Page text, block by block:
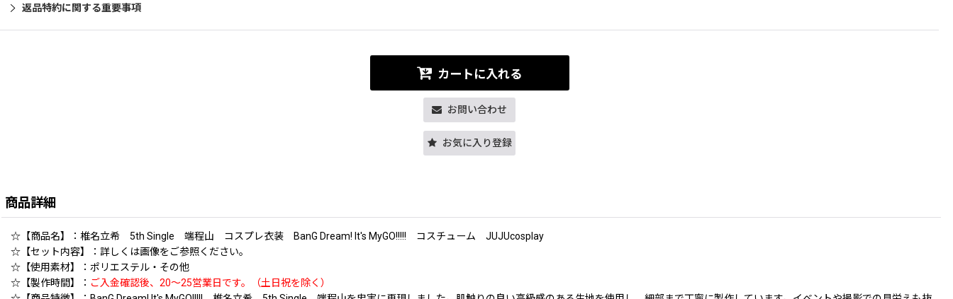
返品特約に関する重要事項
カートに入れる
お問い合わせ
お気に入り登録
商品詳細
☆【商品名】：椎名立希 5th Single 端程山 コスプレ衣装 BanG Dream! It's MyGO!!!!! コスチューム JUJUcosplay
☆【セット内容】：詳しくは画像をご参照ください。
☆【使用素材】：ポリエステル・その他
☆【製作時間】： ご入金確認後、20〜25営業日です。（土日祝を除く）